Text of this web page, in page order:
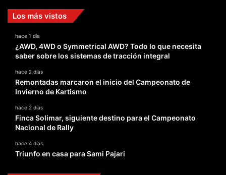
Los más vistos
hace 1 día
¿AWD, 4WD o Symmetrical AWD? Todo lo que necesita
saber sobre los sistemas de tracción integral
hace 2 días
Remontadas marcaron el inicio del Campeonato de
Invierno de Kartismo
hace 2 días
Finca Solimar, siguiente destino para el Campeonato
Nacional de Rally
hace 4 días
Triunfo en casa para Sami Pajari